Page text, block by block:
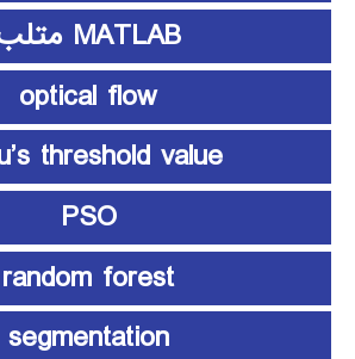
MATLAB متلب
optical flow
threshold value
PSO
random forest
segmentation